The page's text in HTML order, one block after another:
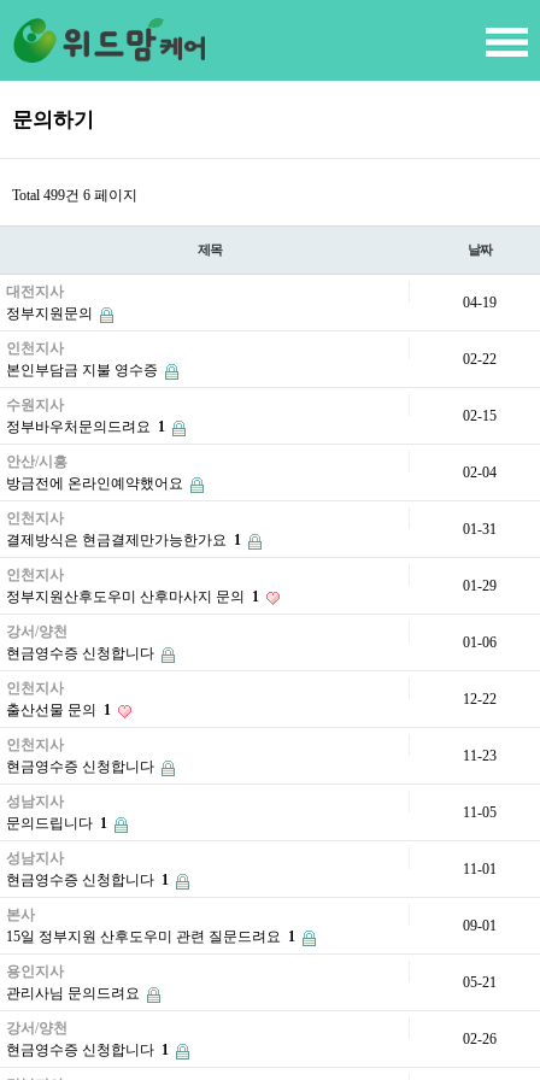
문의하기
Total 499건 6 페이지
제목 날짜
대전지사
정부지원문의
04-19
인천지사
본인부담금 지불 영수증
02-22
수원지사
정부바우처문의드려요 1
02-15
안산/시흥
방금전에 온라인예약했어요
02-04
인천지사
결제방식은 현금결제만가능한가요 1
01-31
인천지사
정부지원산후도우미 산후마사지 문의
1
01-29
강서/양천
현금영수증 신청합니다
01-06
인천지사
출산선물 문의
1
12-22
인천지사
현금영수증 신청합니다
11-23
성남지사
문의드립니다 1
11-05
성남지사
현금영수증 신청합니다 1
11-01
본사
15일 정부지원 산후도우미 관련 질문드려요 1
09-01
용인지사
관리사님 문의드려요
05-21
강서/양천
현금영수증 신청합니다 1
02-26